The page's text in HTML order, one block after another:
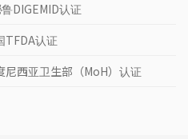
DIGEMID认证
TFDA认证
尼西亚卫生部（MoH）认证